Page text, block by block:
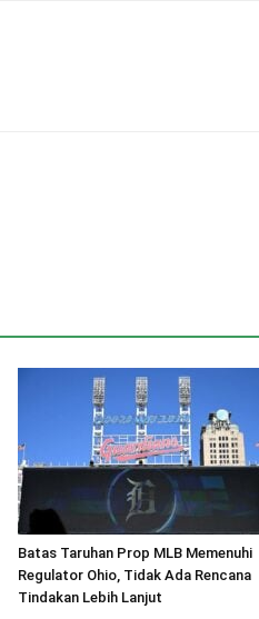
Batas Taruhan Prop MLB Memenuhi
Regulator Ohio, Tidak Ada Rencana
Tindakan Lebih Lanjut